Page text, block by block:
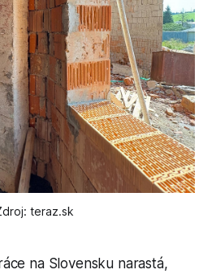
teraz.sk
na Slovensku narastá,